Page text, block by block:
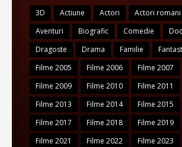
3D Actiune Actori Actori romani
Aventuri
Biografic Comedie
Dragoste
Drama Familie
Filme 2005
Filme 2006 Filme 2007
Filme 2009
Filme 2010 Filme 2011
Filme 2013
Filme 2014 Filme 2015
Filme 2017
Filme 2018 Filme 2019
Filme 2021
Filme 2022 Filme 2023